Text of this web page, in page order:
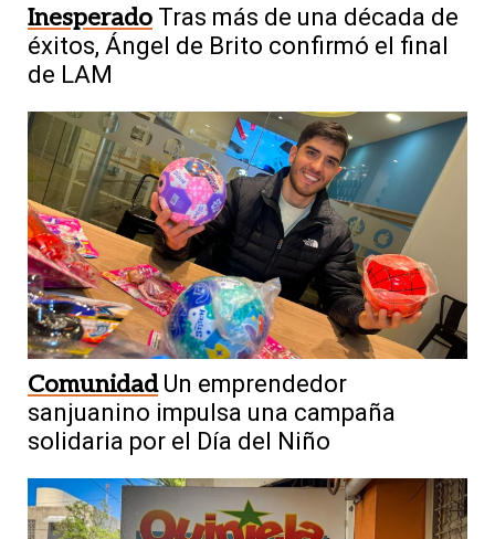
Inesperado Tras más de una década de
éxitos, Ángel de Brito confirmó el final
de LAM
Comunidad Un emprendedor
sanjuanino impulsa una campaña
solidaria por el Día del Niño